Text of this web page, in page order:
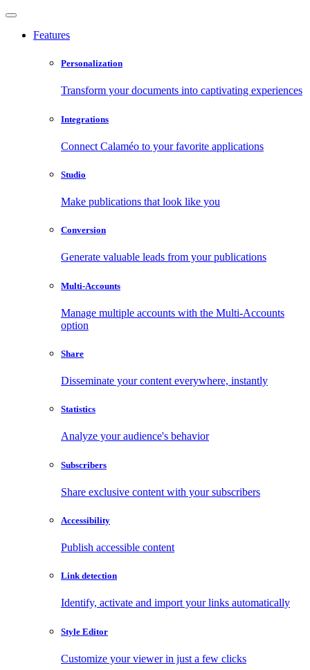
Features
Personalization
Transform your documents into captivating experiences
Integrations
Connect Calaméo to your favorite applications
Studio
Make publications that look like you
Conversion
Generate valuable leads from your publications
Multi-Accounts
Manage multiple accounts with the Multi-Accounts
option
Share
Disseminate your content everywhere, instantly
Statistics
Analyze your audience's behavior
Subscribers
Share exclusive content with your subscribers
Accessibility
Publish accessible content
Link detection
Identify, activate and import your links automatically
Style Editor
Customize your viewer in just a few clicks